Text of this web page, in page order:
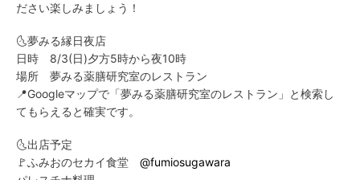
ださい楽しみましょう！
🌜夢みる縁日夜店
日時 8/3(日)夕方5時から夜10時
場所 夢みる薬膳研究室のレストラン
📍Googleマップで「夢みる薬膳研究室のレストラン」と検索し
てもらえると確実です。
🌜出店予定
🚩ふみおのセカイ食堂 @fumiosugawara